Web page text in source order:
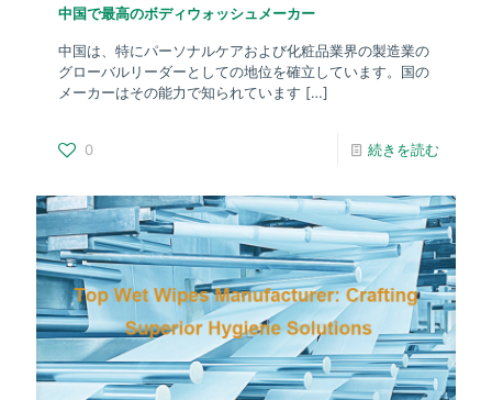
中国で最高のボディウォッシュメーカー
中国は、特にパーソナルケアおよび化粧品業界の製造業の
グローバルリーダーとしての地位を確立しています。国の
メーカーはその能力で知られています […]
0 続きを読む